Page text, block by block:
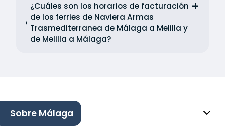
¿Cuáles son los horarios de facturación
de los ferries de Naviera Armas
Trasmediterranea de Málaga a Melilla y
de Melilla a Málaga?
Sobre Málaga